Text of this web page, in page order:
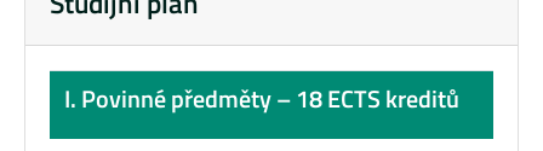
I. Povinné předměty – 18 ECTS kreditů